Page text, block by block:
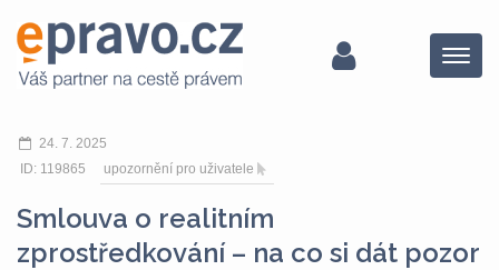
Menu
24. 7. 2025
ID: 119865
upozornění pro uživatele
Smlouva o realitním
zprostředkování – na co si dát pozor